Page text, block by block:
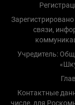
связи,
Учредитель:
Контактные
числе, для